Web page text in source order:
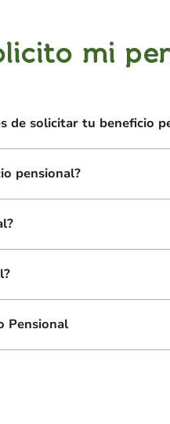
mi
de solicitar tu beneficio
pensional?
Pensional